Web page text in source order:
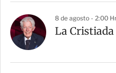
8 de agosto - 2:00
La Cristiada